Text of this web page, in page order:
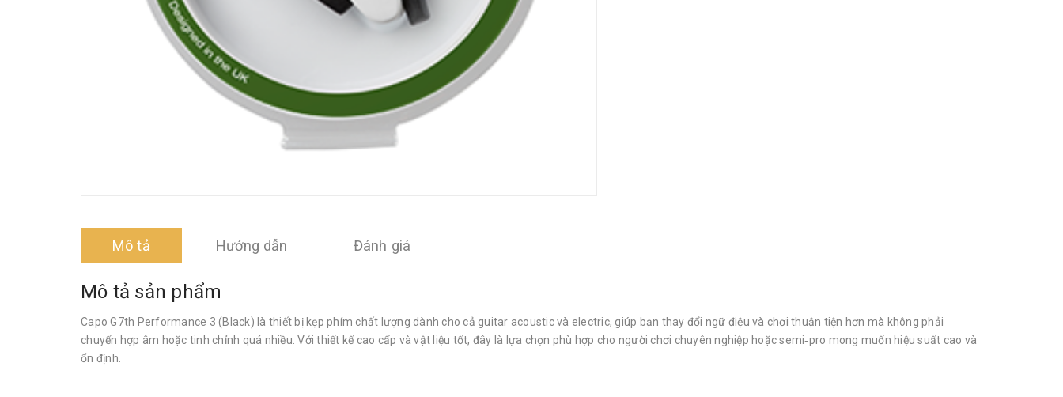
Mô tả Hướng dẫn Đánh giá
Mô tả sản phẩm
Capo G7th Performance 3 (Black) là thiết bị kẹp phím chất lượng dành cho cả guitar acoustic và electric, giúp bạn thay đổi ngữ điệu và chơi thuận tiện hơn mà không phải
chuyển hợp âm hoặc tinh chỉnh quá nhiều. Với thiết kế cao cấp và vật liệu tốt, đây là lựa chọn phù hợp cho người chơi chuyên nghiệp hoặc semi‑pro mong muốn hiệu suất cao và
ổn định.